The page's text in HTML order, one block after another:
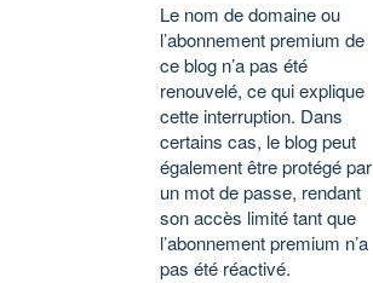
Le nom de domaine ou
l’abonnement premium de
ce blog n’a pas été
renouvelé, ce qui explique
cette interruption. Dans
certains cas, le blog peut
également être protégé par
un mot de passe, rendant
son accès limité tant que
l’abonnement premium n’a
pas été réactivé.